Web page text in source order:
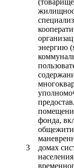
3
энергию
фонда,
домах